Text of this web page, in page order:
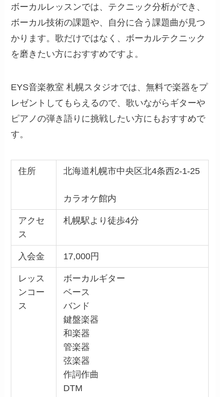
ボーカルレッスンでは、テクニック分析ができ、
ボーカル技術の課題や、自分に合う課題曲が見つ
かります。歌だけではなく、ボーカルテクニック
を磨きたい方におすすめですよ。
EYS音楽教室 札幌スタジオでは、無料で楽器をプ
レゼントしてもらえるので、歌いながらギターや
ピアノの弾き語りに挑戦したい方にもおすすめで
す。
住所 北海道札幌市中央区北4条西2-1-25
カラオケ館内
アクセ
ス
札幌駅より徒歩4分
入会金 17,000円
レッス
ンコー
ス
ボーカルギター
ベース
バンド
鍵盤楽器
和楽器
管楽器
弦楽器
作詞作曲
DTM